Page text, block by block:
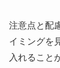
注意点と配
イミングを
入れること